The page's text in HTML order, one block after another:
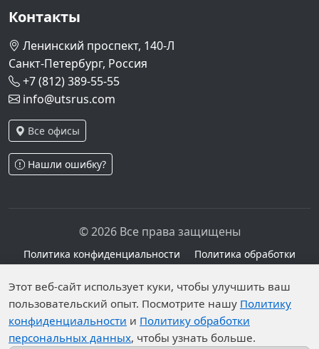
Контакты
Ленинский проспект, 140-Л
Санкт-Петербург, Россия
+7 (812) 389-55-55
info@utsrus.com
Все офисы
Нашли ошибку?
© 2026 Все права защищены
Политика конфиденциальности
Политика обработки
персональных данных
Персональные данные опубликованы на сайте при
наличии правовых оснований в соответствии с ч.1
ст.6 и ст.10.1 152-ФЗ. Субъектами установлены
запреты на обработку неограниченных кругом лиц
Этот веб-сайт использует куки, чтобы улучшить ваш
пользовательский опыт. Посмотрите нашу Политику
конфиденциальности и Политику обработки
персональных данных, чтобы узнать больше.